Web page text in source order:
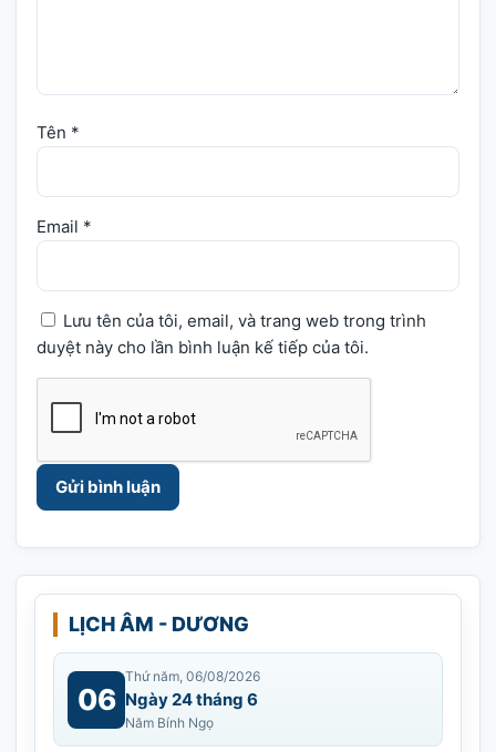
Tên *
Email *
Lưu tên của tôi, email, và trang web trong trình
duyệt này cho lần bình luận kế tiếp của tôi.
LỊCH ÂM - DƯƠNG
06
Thứ năm, 06/08/2026
Ngày 24 tháng 6
Năm Bính Ngọ